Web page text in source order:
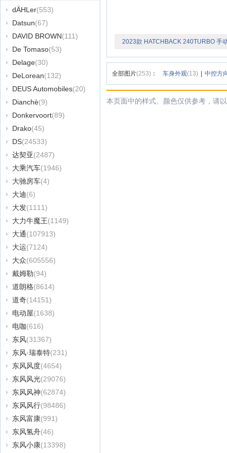
dÄHLer(553)
Datsun(67)
DAVID BROWN(111)
De Tomaso(53)
Delage(30)
DeLorean(132)
DEUS Automobiles(20)
Dianchè(9)
Donkervoort(89)
Drako(45)
DS(24533)
达契亚(2487)
大乘汽车(1946)
大驰房车(4)
大迪(6)
大发(1111)
大力牛魔王(1149)
大通(107913)
大运(7124)
大众(605556)
戴姆勒(94)
道朗格(8614)
道奇(14151)
电动屋(1638)
电咖(616)
东风(31367)
东风·瑞泰特(231)
东风风度(4654)
东风风光(29076)
东风风神(62874)
东风风行(98486)
东风富康(991)
东风氢舟(46)
东风小康(13398)
2023款 HATCHBACK 240TURBO 手
极劲版
全部图片(253) ： 车身外观(13) 中控方
本页面中的样式、颜色仅供参考，请